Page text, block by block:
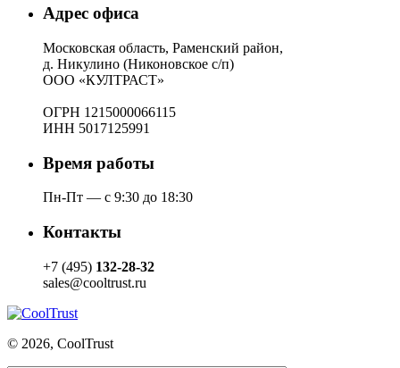
Адрес офиса
Московская область, Раменский район,
д. Никулино (Никоновское с/п)
ООО «КУЛТРАСТ»
ОГРН 1215000066115
ИНН 5017125991
Время работы
Пн-Пт — с 9:30 до 18:30
Контакты
+7 (495) 132-28-32
sales@cooltrust.ru
© 2026, CoolTrust